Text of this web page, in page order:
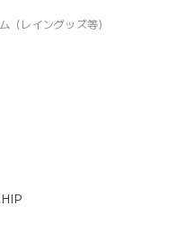
（レイングッズ等）